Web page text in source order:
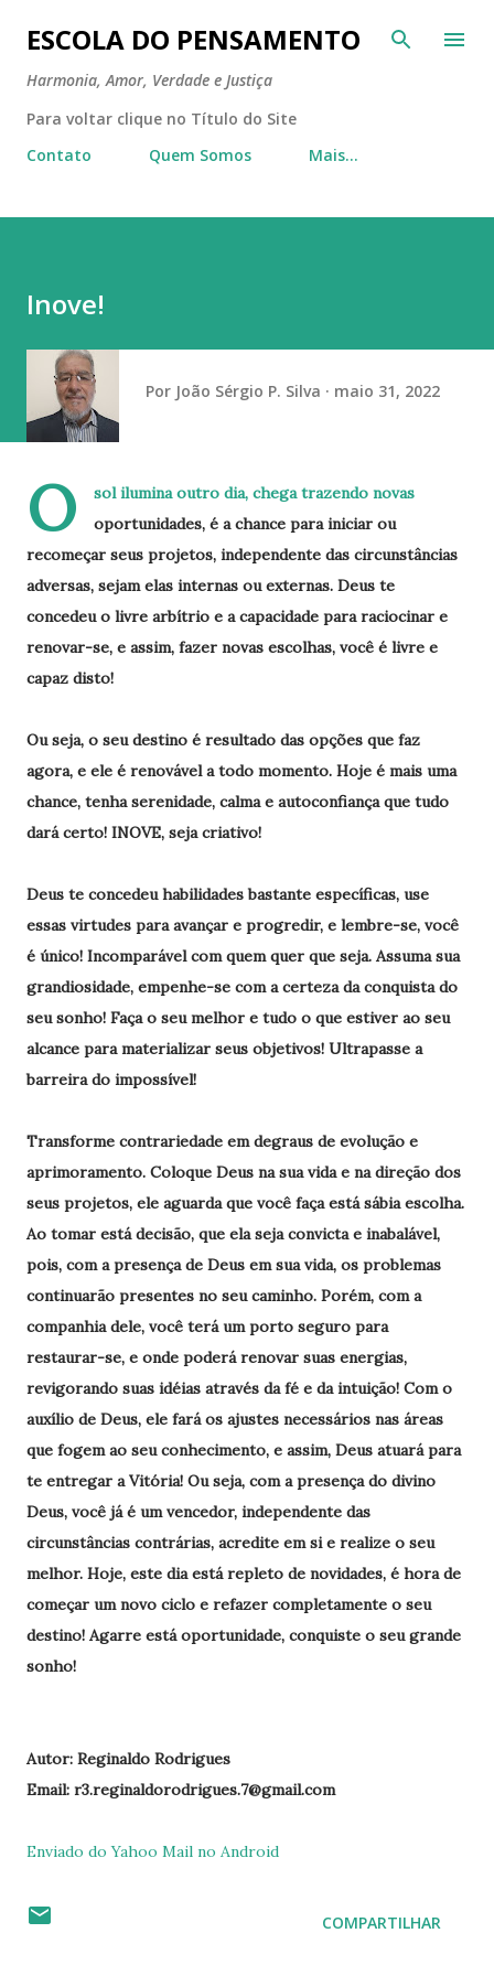
Pular para o conteúdo principal
ESCOLA DO PENSAMENTO
Harmonia, Amor, Verdade e Justiça
Para voltar clique no Título do Site
Contato
Quem Somos Mais…
Inove!
Por João Sérgio P. Silva maio 31, 2022
O
sol ilumina outro dia, chega trazendo novas
oportunidades, é a chance para iniciar ou
recomeçar seus projetos, independente das circunstâncias
adversas, sejam elas internas ou externas. Deus te
concedeu o livre arbítrio e a capacidade para raciocinar e
renovar-se, e assim, fazer novas escolhas, você é livre e
capaz disto!
Ou seja, o seu destino é resultado das opções que faz
agora, e ele é renovável a todo momento. Hoje é mais uma
chance, tenha serenidade, calma e autoconfiança que tudo
dará certo! INOVE, seja criativo!
Deus te concedeu habilidades bastante específicas, use
essas virtudes para avançar e progredir, e lembre-se, você
é único! Incomparável com quem quer que seja. Assuma sua
grandiosidade, empenhe-se com a certeza da conquista do
seu sonho! Faça o seu melhor e tudo o que estiver ao seu
alcance para materializar seus objetivos! Ultrapasse a
barreira do impossível!
Transforme contrariedade em degraus de evolução e
aprimoramento. Coloque Deus na sua vida e na direção dos
seus projetos, ele aguarda que você faça está sábia escolha.
Ao tomar está decisão, que ela seja convicta e inabalável,
pois, com a presença de Deus em sua vida, os problemas
continuarão presentes no seu caminho. Porém, com a
companhia dele, você terá um porto seguro para
restaurar-se, e onde poderá renovar suas energias,
revigorando suas idéias através da fé e da intuição! Com o
auxílio de Deus, ele fará os ajustes necessários nas áreas
que fogem ao seu conhecimento, e assim, Deus atuará para
te entregar a Vitória! Ou seja, com a presença do divino
Deus, você já é um vencedor, independente das
circunstâncias contrárias, acredite em si e realize o seu
melhor. Hoje, este dia está repleto de novidades, é hora de
começar um novo ciclo e refazer completamente o seu
destino! Agarre estáoportunidade, conquiste o seu grande
sonho!
Autor: Reginaldo Rodrigues
Email: r3.reginaldorodrigues.7@gmail.com
Enviado do Yahoo Mail no Android
COMPARTILHAR